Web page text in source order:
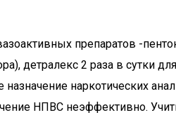
препаратов -
детралекс 2 раза в
наркотических
НПВС неэффективно.